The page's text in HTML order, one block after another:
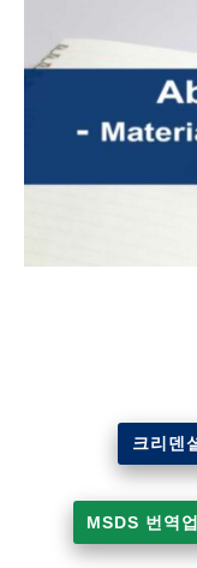
크리덴
MSDS 번역